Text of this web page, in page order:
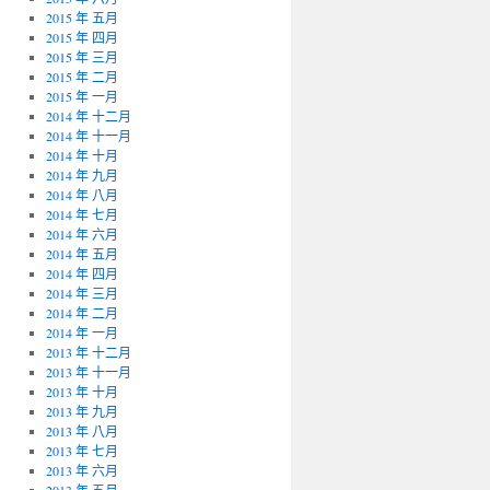
2015 年 五月
2015 年 四月
2015 年 三月
2015 年 二月
2015 年 一月
2014 年 十二月
2014 年 十一月
2014 年 十月
2014 年 九月
2014 年 八月
2014 年 七月
2014 年 六月
2014 年 五月
2014 年 四月
2014 年 三月
2014 年 二月
2014 年 一月
2013 年 十二月
2013 年 十一月
2013 年 十月
2013 年 九月
2013 年 八月
2013 年 七月
2013 年 六月